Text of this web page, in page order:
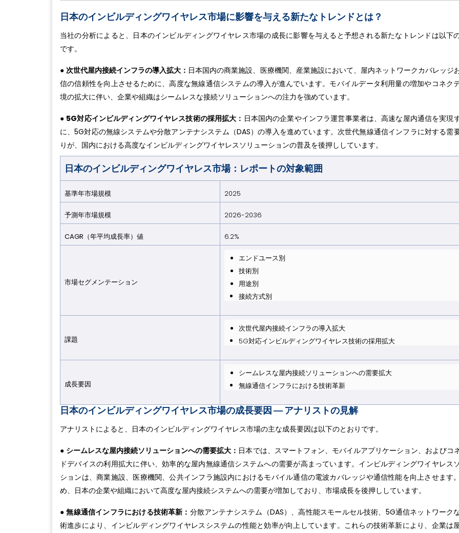
日本のインビルディングワイヤレス市場に影響を与える新たなトレンドとは？
当社の分析によると、日本のインビルディングワイヤレス市場の成長に影響を与えると予想される新たなトレンドは以下
です。
●次世代屋内接続インフラの導入拡大： 日本国内の商業施設、医療機関、産業施設において、屋内ネットワークカバレッジ
信の信頼性を向上させるために、高度な無線通信システムの導入が進んでいます。モバイルデータ利用量の増加やコネク
境の拡大に伴い、企業や組織はシームレスな接続ソリューションへの注力を強めています。
● 5G対応インビルディングワイヤレス技術の採用拡大： 日本国内の企業やインフラ運営事業者は、高速な屋内通信を実現
に、5G対応の無線システムや分散アンテナシステム（DAS）の導入を進めています。次世代無線通信インフラに対する需
りが、国内における高度なインビルディングワイヤレスソリューションの普及を後押ししています。
日本のインビルディングワイヤレス市場：レポートの対象範囲
基準年市場規模 2025
予測年市場規模 2026-2036
CAGR（年平均成長率）値 6.2%
市場セグメンテーション
エンドユース別
技術別
用途別
接続方式別
課題
次世代屋内接続インフラの導入拡大
5G対応インビルディングワイヤレス技術の採用拡大
成長要因
シームレスな屋内接続ソリューションへの需要拡大
無線通信インフラにおける技術革新
日本のインビルディングワイヤレス市場の成長要因 ― アナリストの見解
アナリストによると、日本のインビルディングワイヤレス市場の主な成長要因は以下のとおりです。
● シームレスな屋内接続ソリューションへの需要拡大： 日本では、スマートフォン、モバイルアプリケーション、およびコ
ドデバイスの利用拡大に伴い、効率的な屋内無線通信システムへの需要が高まっています。インビルディングワイヤレス
ションは、商業施設、医療機関、公共インフラ施設内におけるモバイル通信の電波カバレッジや通信性能を向上させます
め、日本の企業や組織において高度な屋内接続システムへの需要が増加しており、市場成長を後押ししています。
●無線通信インフラにおける技術革新： 分散アンテナシステム（DAS）、高性能スモールセル技術、5G通信ネットワーク
術進歩により、インビルディングワイヤレスシステムの性能と効率が向上しています。これらの技術革新により、企業は